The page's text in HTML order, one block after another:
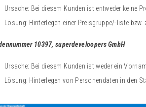
Ursache: Bei diesem Kunden ist entweder keine
Lösung: Hinterlegen einer Preisgruppe/-liste
10397, superdeveloopers GmbH
Ursache: Bei diesem Kunden ist weder ein
Lösung: Hinterlegen von Personendaten in den